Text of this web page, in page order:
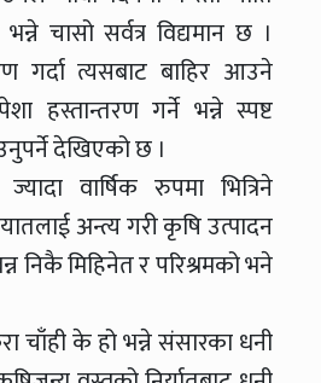
चासो सर्वत्र विद्यमान छ ।
गर्दा त्यसबाट बाहिर आउने
हस्तान्तरण गर्ने भन्ने स्पष्ट
देखिएको छ ।
वार्षिक रुपमा भित्रिने
अन्त्य गरी कृषि उत्पादन
निकै मिहिनेत र परिश्रमको भने
चाँही के हो भन्ने संसारका धनी